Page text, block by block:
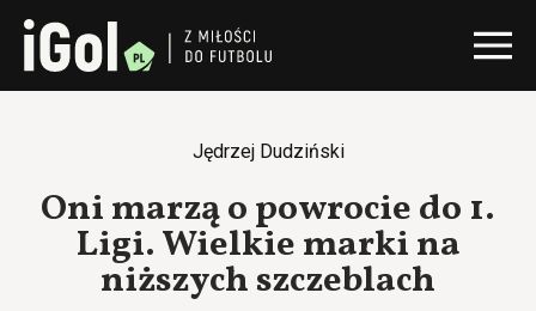
Jędrzej Dudziński
Oni marzą o powrocie do 1.
Ligi. Wielkie marki na
niższych szczeblach